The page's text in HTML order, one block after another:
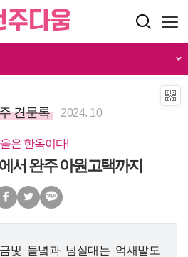
견문록 2024. 10
은 한옥이다!
서 완주 아원고택까지
빛 들녘과 넘실대는 억새밭도